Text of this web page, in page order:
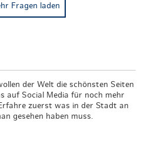
Fragen laden
der Welt die schönsten Seiten
auf Social Media für noch mehr
zuerst was in der Stadt an
gesehen haben muss.